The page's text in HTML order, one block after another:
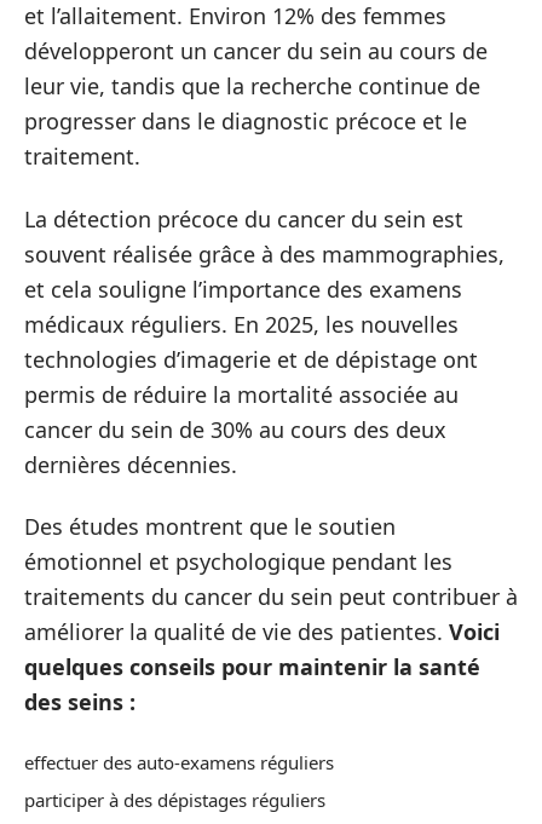
et l’allaitement. Environ 12% des femmes
développeront un cancer du sein au cours de
leur vie, tandis que la recherche continue de
progresser dans le diagnostic précoce et le
traitement.
La détection précoce du cancer du sein est
souvent réalisée grâce à des mammographies,
et cela souligne l’importance des examens
médicaux réguliers. En 2025, les nouvelles
technologies d’imagerie et de dépistage ont
permis de réduire la mortalité associée au
cancer du sein de 30% au cours des deux
dernières décennies.
Des études montrent que le soutien
émotionnel et psychologique pendant les
traitements du cancer du sein peut contribuer à
améliorer la qualité de vie des patientes. Voici
quelques conseils pour maintenir la santé
des seins :
effectuer des auto-examens réguliers
participer à des dépistages réguliers